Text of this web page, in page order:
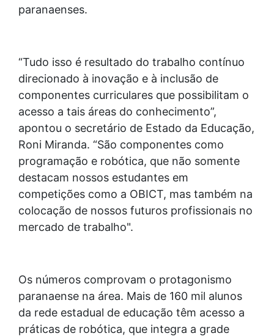
paranaenses.
“Tudo isso é resultado do trabalho contínuo
direcionado à inovação e à inclusão de
componentes curriculares que possibilitam o
acesso a tais áreas do conhecimento”,
apontou o secretário de Estado da Educação,
Roni Miranda. “São componentes como
programação e robótica, que não somente
destacam nossos estudantes em
competições como a OBICT, mas também na
colocação de nossos futuros profissionais no
mercado de trabalho".
Os números comprovam o protagonismo
paranaense na área. Mais de 160 mil alunos
da rede estadual de educação têm acesso a
práticas de robótica, que integra a grade